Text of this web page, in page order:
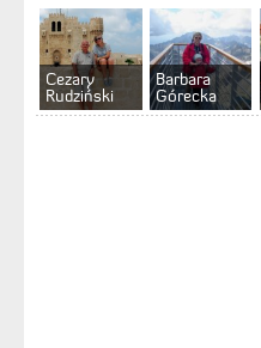
Cezary
Rudziński
Barbara
Górecka